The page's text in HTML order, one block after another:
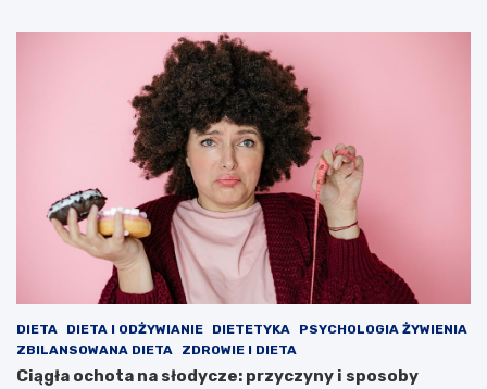
DIETA DIETA I ODŻYWIANIE DIETETYKA
PSYCHOLOGIA ŻYWIENIA
ZBILANSOWANA DIETA
ZDROWIE I DIETA
Ciągła ochota na słodycze: przyczyny i sposoby